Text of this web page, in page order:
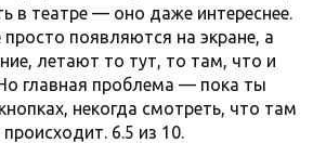
в театре — оно даже интереснее.
появляются на экране, а
летают то тут, то там, что и
главная проблема — пока ты
некогда смотреть, что там
6.5 из 10.